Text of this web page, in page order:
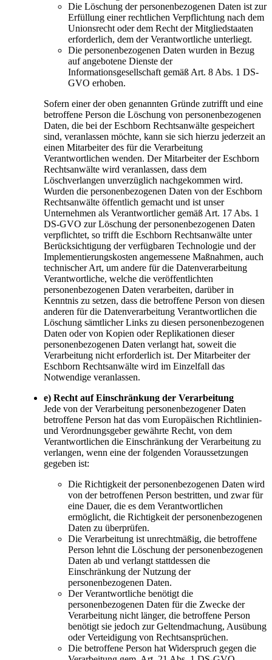
Die Löschung der personenbezogenen Daten ist zur
Erfüllung einer rechtlichen Verpflichtung nach dem
Unionsrecht oder dem Recht der Mitgliedstaaten
erforderlich, dem der Verantwortliche unterliegt.
Die personenbezogenen Daten wurden in Bezug
auf angebotene Dienste der
Informationsgesellschaft gemäß Art. 8 Abs. 1 DS-
GVO erhoben.
Sofern einer der oben genannten Gründe zutrifft und eine
betroffene Person die Löschung von personenbezogenen
Daten, die bei der Eschborn Rechtsanwälte gespeichert
sind, veranlassen möchte, kann sie sich hierzu jederzeit an
einen Mitarbeiter des für die Verarbeitung
Verantwortlichen wenden. Der Mitarbeiter der Eschborn
Rechtsanwälte wird veranlassen, dass dem
Löschverlangen unverzüglich nachgekommen wird.
Wurden die personenbezogenen Daten von der Eschborn
Rechtsanwälte öffentlich gemacht und ist unser
Unternehmen als Verantwortlicher gemäß Art. 17 Abs. 1
DS-GVO zur Löschung der personenbezogenen Daten
verpflichtet, so trifft die Eschborn Rechtsanwälte unter
Berücksichtigung der verfügbaren Technologie und der
Implementierungskosten angemessene Maßnahmen, auch
technischer Art, um andere für die Datenverarbeitung
Verantwortliche, welche die veröffentlichten
personenbezogenen Daten verarbeiten, darüber in
Kenntnis zu setzen, dass die betroffene Person von diesen
anderen für die Datenverarbeitung Verantwortlichen die
Löschung sämtlicher Links zu diesen personenbezogenen
Daten oder von Kopien oder Replikationen dieser
personenbezogenen Daten verlangt hat, soweit die
Verarbeitung nicht erforderlich ist. Der Mitarbeiter der
Eschborn Rechtsanwälte wird im Einzelfall das
Notwendige veranlassen.
e) Recht auf Einschränkung der Verarbeitung
Jede von der Verarbeitung personenbezogener Daten
betroffene Person hat das vom Europäischen Richtlinien-
und Verordnungsgeber gewährte Recht, von dem
Verantwortlichen die Einschränkung der Verarbeitung zu
verlangen, wenn eine der folgenden Voraussetzungen
gegeben ist:
Die Richtigkeit der personenbezogenen Daten wird
von der betroffenen Person bestritten, und zwar für
eine Dauer, die es dem Verantwortlichen
ermöglicht, die Richtigkeit der personenbezogenen
Daten zu überprüfen.
Die Verarbeitung ist unrechtmäßig, die betroffene
Person lehnt die Löschung der personenbezogenen
Daten ab und verlangt stattdessen die
Einschränkung der Nutzung der
personenbezogenen Daten.
Der Verantwortliche benötigt die
personenbezogenen Daten für die Zwecke der
Verarbeitung nicht länger, die betroffene Person
benötigt sie jedoch zur Geltendmachung, Ausübung
oder Verteidigung von Rechtsansprüchen.
Die betroffene Person hat Widerspruch gegen die